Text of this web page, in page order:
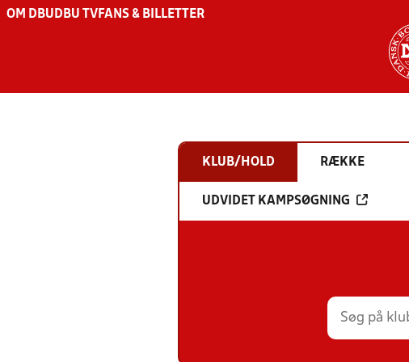
OM DBU DBU TV FANS & BILLETTER
KLUB/HOLD RÆKKE
UDVIDET KAMPSØGNING